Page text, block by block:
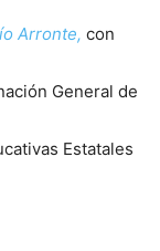
Arronte, con
General de
Estatales